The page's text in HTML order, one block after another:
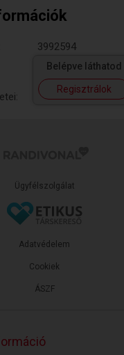
3992594
Belépve láthatod
Regisztrálok
Ügyfélszolgálat
ÁSZF
Adatvédelem
Cookiek